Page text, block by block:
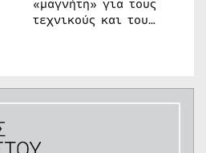
«μαγνήτη» για τους
τεχνικούς και του…